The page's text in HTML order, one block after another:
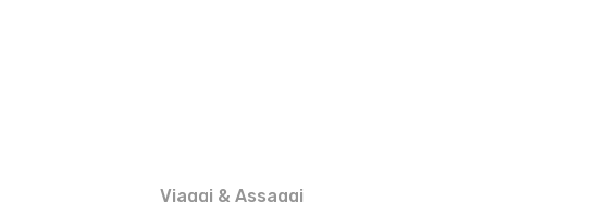
Viaggi & Assaggi